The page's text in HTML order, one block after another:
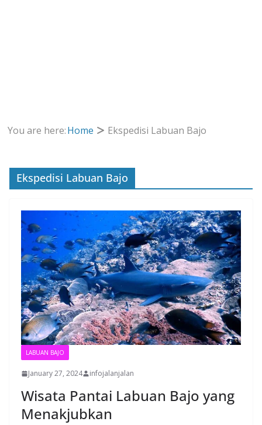
You are here:Home Ekspedisi Labuan Bajo
Ekspedisi Labuan Bajo
LABUAN BAJO
January 27, 2024 infojalanjalan
Wisata Pantai Labuan Bajo yang
Menakjubkan